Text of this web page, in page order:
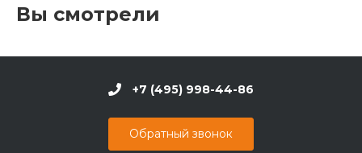
Вы смотрели
+7 (495) 998-44-86
Обратный звонок